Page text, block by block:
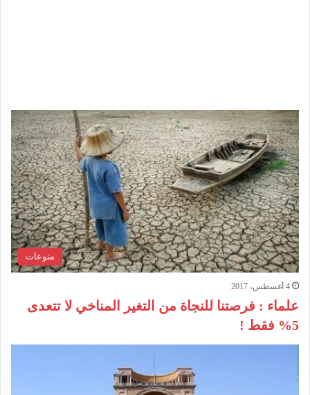
منوعات
4 أغسطس، 2017
علماء : فرصتنا للنجاة من التغير المناخي لا تتعدى
5% فقط !